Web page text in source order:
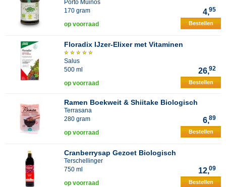
Porto Muinos
170 gram
4,95
op voorraad Bestellen
Floradix IJzer-Elixer met Vitaminen
Salus
500 ml
26,92
op voorraad Bestellen
Ramen Boekweit & Shiitake Biologisch
Terrasana
280 gram
6,89
op voorraad Bestellen
Cranberrysap Gezoet Biologisch
Terschellinger
750 ml
12,09
op voorraad Bestellen